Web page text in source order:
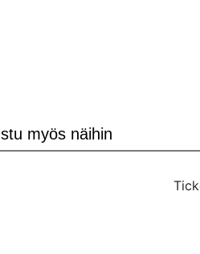
myös näihin